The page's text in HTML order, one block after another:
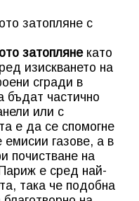
затопляне с
затоплянекато
изискването на
сгради в
бъдат частично
или с
е да се спомогне
газове, а в
почистване на
е сред най-
така че подобна